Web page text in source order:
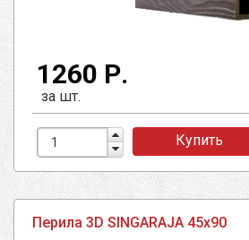
1260 Р.
за шт.
Купить
Перила 3D SINGARAJA 45х90